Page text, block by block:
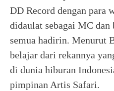
DD Record dengan para
didaulat sebagai MC
semua hadirin. Menurut
belajar dari rekannya
di dunia hiburan
pimpinan Artis Safari.